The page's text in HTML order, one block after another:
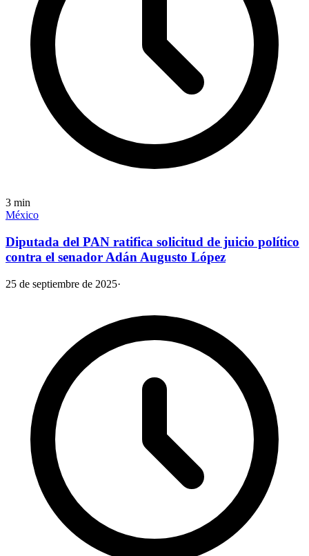
3 min
México
Diputada del PAN ratifica solicitud de juicio político
contra el senador Adán Augusto López
25 de septiembre de 2025·